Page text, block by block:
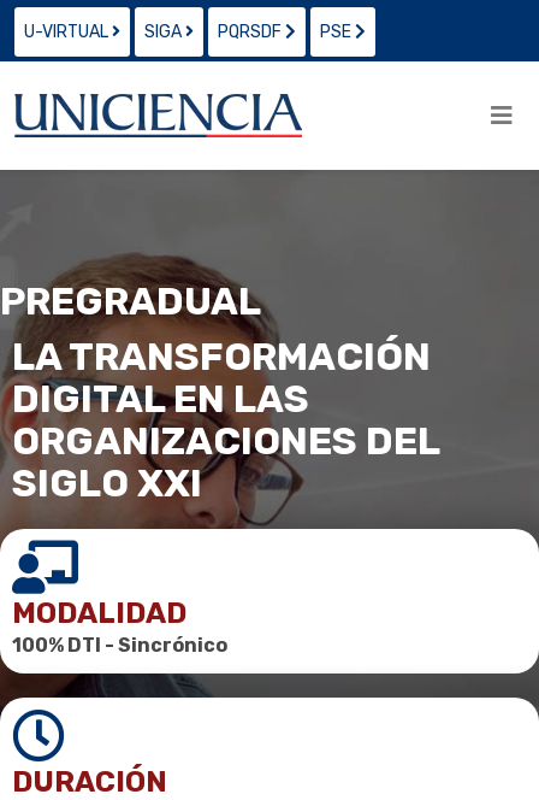
U-VIRTUAL SIGA PQRSDF PSE
PREGRADUAL
LA TRANSFORMACIÓN
DIGITAL EN LAS
ORGANIZACIONES DEL
SIGLO XXI
MODALIDAD
100% DTI - Sincrónico
DURACIÓN